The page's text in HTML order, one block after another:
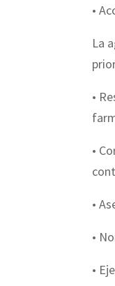
•
La
•
•
•
•
•